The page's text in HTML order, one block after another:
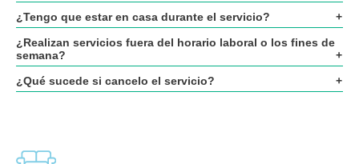
¿Tengo que estar en casa durante el servicio?
¿Realizan servicios fuera del horario laboral o los fines de
semana?
¿Qué sucede si cancelo el servicio?